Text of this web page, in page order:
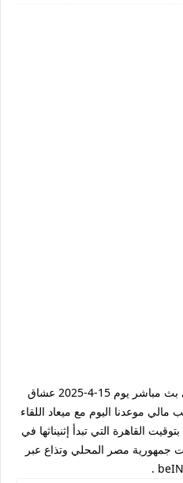
مشاهدة مباراة بوركينا فاسو ومالي بث مباشر يوم 15-4-2025 عشاق
موعدنا اليوم مع ميعاد اللقاء
القاهرة التي تبدأ إثنيناثها في
جمهورية مصر المحلي وتذاع عبر